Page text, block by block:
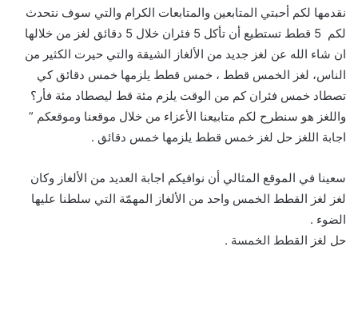
نقدمها لكم أحبتي المتابعين والمتابعات الكرام والتي سوف نتحدث
لكم 5 قطط تستطيع أن تأكل 5 فئران خلال 5 دقائق لغز من خلالها
ان شاء الله عن لغز جديد من الألغاز الشيقة والتي حيرت الكثير من
الناس، لغز الخمس قطط ، خمس قطط يلزمها خمس دقائق كي
تصطاد خمس فئران كم من الوقت يلزم مئة قط ليصطاد مئة فأر؟
واللغز هو سنطرح لكم متابيعنا الأعزاء من خلال موقعنا وموقعكم ”
اجابة اللغز حل لغز خمس قطط يلزمها خمس دقائق .
سعينا في الموقع المثالي أن نوافيكم اجابة العديد من الألغاز وكان
لغز لغز القطط الخمس واحد من الألغاز المهمّة التي سلطنا عليها
الضوء .
حل لغز القطط الخمسة .